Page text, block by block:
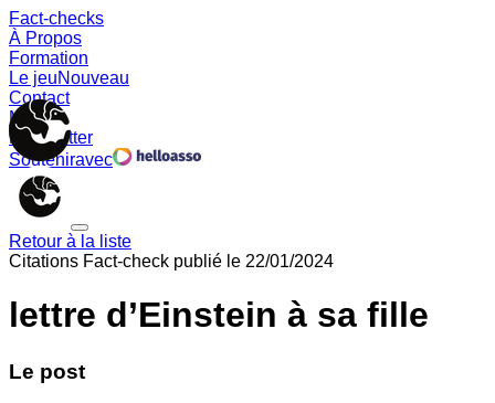
Fact-checks
À Propos
Formation
Le jeuNouveau
Contact
Memes
Newsletter
Souteniravec
Retour à la liste
Citations Fact-check publié le 22/01/2024
lettre d’Einstein à sa fille
Le post